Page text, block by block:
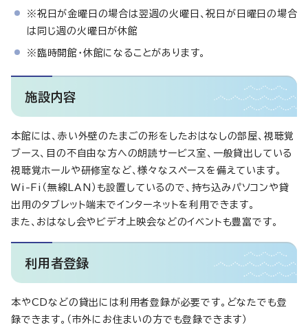
※祝日が金曜日の場合は翌週の火曜日、祝日が日曜日の場合
は同じ週の火曜日が休館
※臨時開館・休館になることがあります。
施設内容
本館には、赤い外壁のたまごの形をしたおはなしの部屋、視聴覚
ブース、目の不自由な方への朗読サービス室、一般貸出している
視聴覚ホールや研修室など、様々なスペースを備えています。
Wi-Fi（無線LAN）も設置しているので、持ち込みパソコンや貸
出用のタブレット端末でインターネットを利用できます。
また、おはなし会やビデオ上映会などのイベントも豊富です。
利用者登録
本やCDなどの貸出には利用者登録が必要です。どなたでも登
録できます。（市外にお住まいの方でも登録できます）